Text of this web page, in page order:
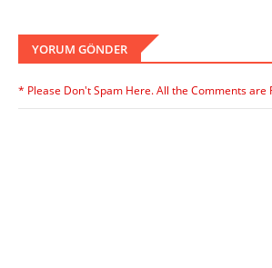
YORUM GÖNDER
* Please Don't Spam Here. All the Comments are